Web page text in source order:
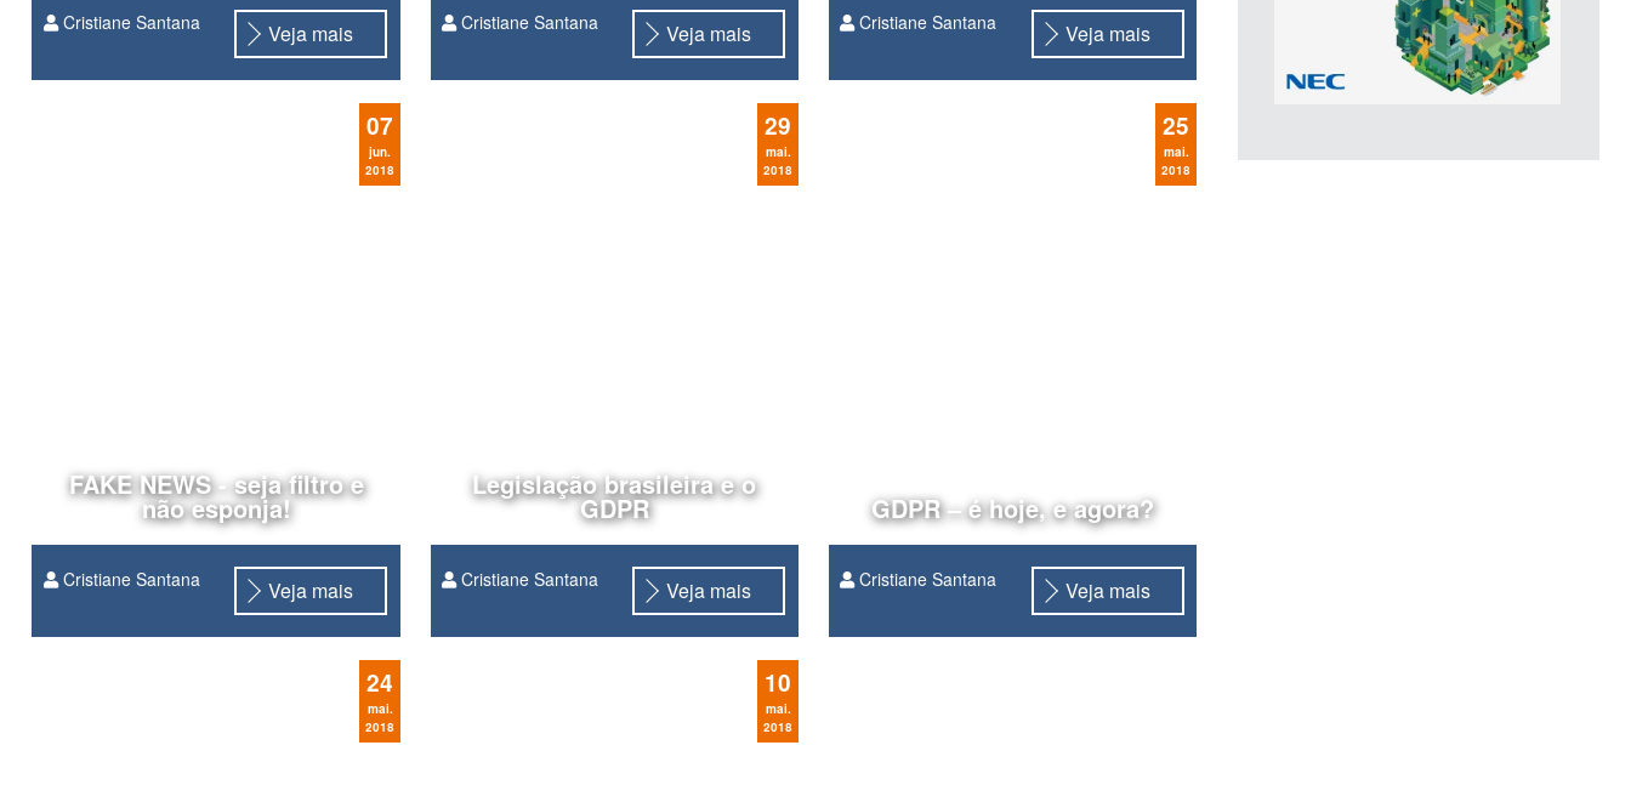
Cristiane Santana Veja mais Cristiane Santana Veja mais Cristiane Santana Veja mais
FAKE NEWS - seja filtro e
não esponja!
07
jun.
2018
Cristiane Santana Veja mais
Legislação brasileira e o
GDPR
29
mai.
2018
fake news
Cristiane Santana Veja mais
GDPR – é hoje, e agora?
25
mai.
2018
General Data Protection,
Cristiane Santana Veja mais
24
mai.
2018
10
mai.
2018